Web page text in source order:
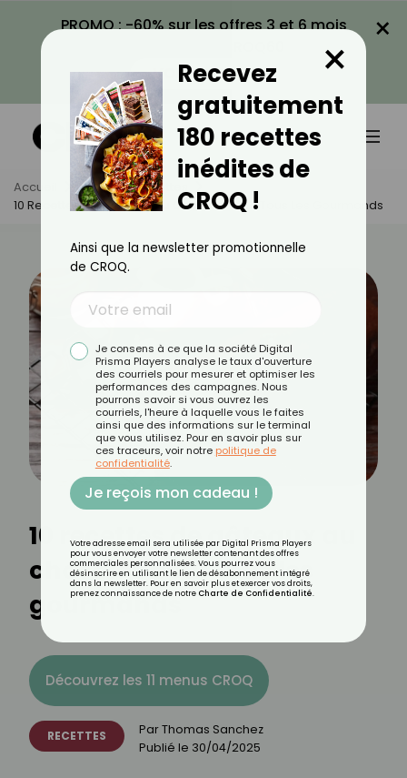
PROMO : -60% sur les offres 3 et 6 mois
VOIR LA PROMO
×
Accueil Actus
Recettes
10 Recettes De Gâteaux Au Chocolat Pour Tous Les Gourmands
10 recettes de gâteaux au
chocolat pour tous les
gourmands
Découvrez les 11 menus CROQ
RECETTES ParThomas Sanchez
Publié le 30/04/2025
Recevez
gratuitement
180 recettes
inédites de
CROQ !
×
Ainsi que la newsletter promotionnelle
de CROQ.
Je consens à ce que la société Digital
Prisma Players analyse le taux d'ouverture
des courriels pour mesurer et optimiser les
performances des campagnes. Nous
pourrons savoir si vous ouvrez les
courriels, l'heure à laquelle vous le faites
ainsi que des informations sur le terminal
que vous utilisez. Pour en savoir plus sur
ces traceurs, voir notre politique de
confidentialité.
Je reçois mon cadeau !
Votre adresse email sera utilisée par Digital Prisma Players
pour vous envoyer votre newsletter contenant des offres
commerciales personnalisées. Vous pourrez vous
désinscrire en utilisant le lien de désabonnement intégré
dans la newsletter. Pour en savoir plus et exercer vos droits,
prenez connaissance de notre Charte de Confidentialité.